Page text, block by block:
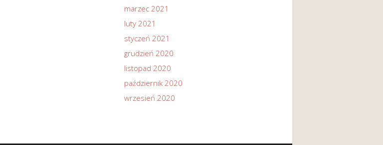
marzec 2021
luty 2021
styczeń 2021
grudzień 2020
listopad 2020
październik 2020
wrzesień 2020